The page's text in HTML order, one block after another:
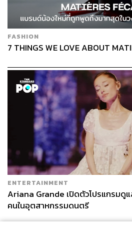
ธนกร วงษ์ปัญ
บรรณาธิการข่าว
บรรณาธิการข่าว
FASHION
7 THINGS WE LOVE ABOUT
ENTERTAINMENT
Ariana Grande เปิดตัวโปรแกรมดู
คนในอุตสาหกรรมดนตรี